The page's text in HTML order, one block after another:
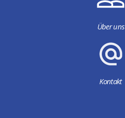
Über uns
Kontakt